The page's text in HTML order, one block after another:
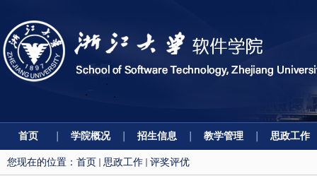
首页 学院概况 招生信息 教学管理 思政工作
您现在的位置： 首页 思政工作 评奖评优